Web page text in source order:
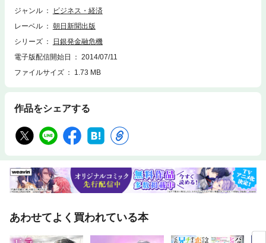
ジャンル
ビジネス・経済
レーベル
朝日新聞出版
シリーズ
日銀発金融危機
電子版配信開始日
2014/07/11
ファイルサイズ
1.73 MB
作品をシェアする
あわせてよく買われている本